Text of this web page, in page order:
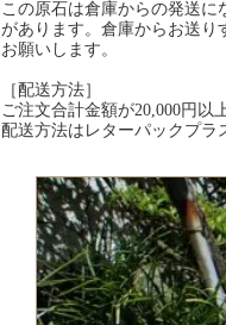
この原石は倉庫からの発送
があります。倉庫からお送り
お願いします。
［配送方法］
ご注文合計金額が20,000円以
配送方法はレターパックプラ